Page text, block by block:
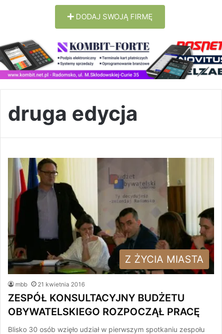
DODAJ SWOJĄ FIRMĘ
druga edycja
Z ŻYCIA MIASTA
mbb 21 kwietnia 2016
ZESPÓŁ KONSULTACYJNY BUDŻETU
OBYWATELSKIEGO ROZPOCZĄŁ PRACĘ
Blisko 30 osób wzięło udział w pierwszym spotkaniu zespołu